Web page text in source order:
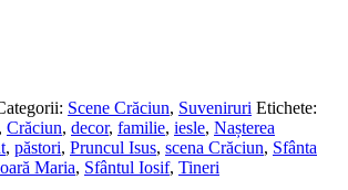
Scene Crăciun, Suveniruri Etichete:
, Crăciun, decor, familie, iesle, Nașterea
, păstori, Pruncul Isus, scena Crăciun, Sfânta
Maria, Sfântul Iosif, Tineri